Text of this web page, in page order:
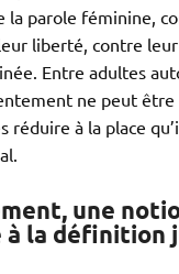
la parole féminine,
liberté, contre
Entre adultes
ne peut
réduire à la place
une
la définition